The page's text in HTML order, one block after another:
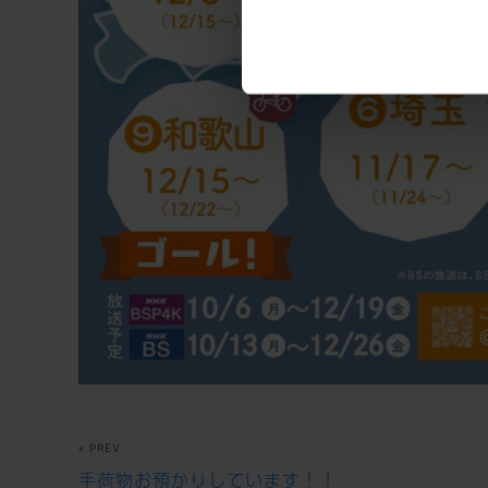
« PREV
手荷物お預かりしています！！